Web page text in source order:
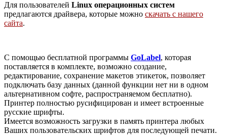
Для пользователей Linux операционных систем
предлагаются драйвера, которые можно скачать с нашего
сайта.
С помощью бесплатной программы GoLabel, которая
поставляется в комплекте, возможно создание,
редактирование, сохранение макетов этикеток, позволяет
подключать базу данных (данной функции нет ни в одном
альтернативном софте, распространяемом бесплатно).
Принтер полностью русифицирован и имеет встроенные
русские шрифты.
Имеется возможность загрузки в память принтера любых
Ваших пользовательских шрифтов для последующей печати.